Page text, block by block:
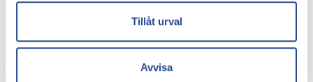
Tillåt urval
Avvisa
https://pubmed.ncbi.nlm.nih.gov/11141650/
Varicose veins and nocturnal leg cramps linked to